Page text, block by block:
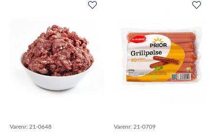
Varenr: 21-0648 Varenr: 21-0709